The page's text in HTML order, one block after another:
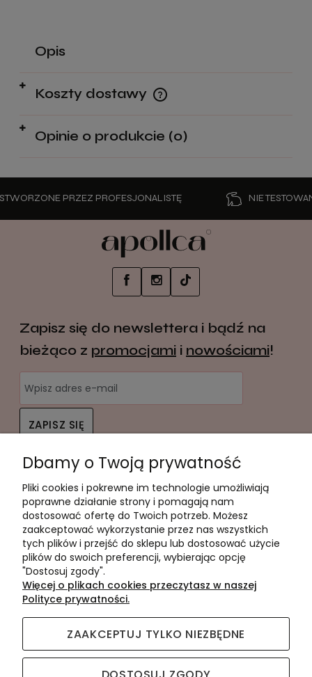
Opis
Koszty dostawy
Cena nie zawiera ewentualnych kosztów płatności
Opinie o produkcie (0)
PRZEZ PROFESJONALISTĘ NIE TESTOWANE
Zapisz się do newslettera i bądź na
bieżąco z promocjami i nowościami!
ZAPISZ SIĘ
Twoje dane będą przetwarzane zgodnie z nasząpolityką
prywatności
Pomoc
Moje konto
Płatności i dostawa
Informacje
O nas
Dbamy o Twoją prywatność
Pliki cookies i pokrewne im technologie umożliwiają
poprawne działanie strony i pomagają nam
dostosować ofertę do Twoich potrzeb. Możesz
zaakceptować wykorzystanie przez nas wszystkich
tych plików i przejść do sklepu lub dostosować użycie
plików do swoich preferencji, wybierając opcję
"Dostosuj zgody".
Więcej o plikach cookies przeczytasz w naszej
Polityce prywatności.
ZAAKCEPTUJ TYLKO NIEZBĘDNE